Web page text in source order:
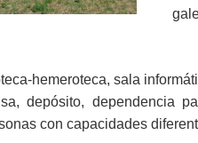
hemeroteca, sala
depósito, dependencia
con capacidades